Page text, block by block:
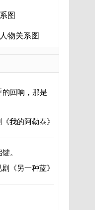
图
物关系图
回响，那是
《我的阿勒泰》
。
《另一种蓝》